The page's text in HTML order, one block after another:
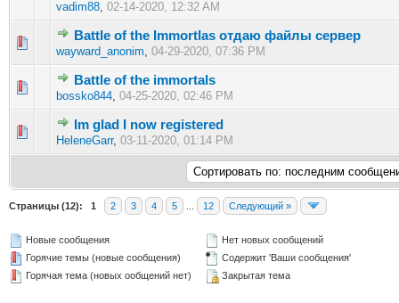
vadim88, 02-14-2020, 12:32 AM
Battle of the Immortlas отдаю файлы сервер
wayward_anonim, 04-29-2020, 07:36 PM
0 голос(ов) - 0 из 5 в среднем
1 2345
Battle of the immortals
bossko844, 04-25-2020, 02:46 PM
0 голос(ов) - 0 из 5 в среднем
1 2345
Im glad I now registered
HeleneGarr, 03-11-2020, 01:14 PM
0 голос(ов) - 0 из 5 в среднем
12 345
Страницы (12): 1 2 3 4 5 12 Следующий »
Новые сообщения
Горячие темы (новые сообщения)
Горячая тема (новых ообщений нет)
Нет новых сообщений
Содержит 'Ваши сообщения'
Закрытая тема